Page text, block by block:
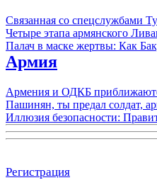
Связанная со спецслужбами
Четыре этапа армянского
Палач в маске жертвы: Как
Армия
Армения и ОДКБ
Пашинян, ты предал солдат,
Иллюзия безопасности:
Регистрация